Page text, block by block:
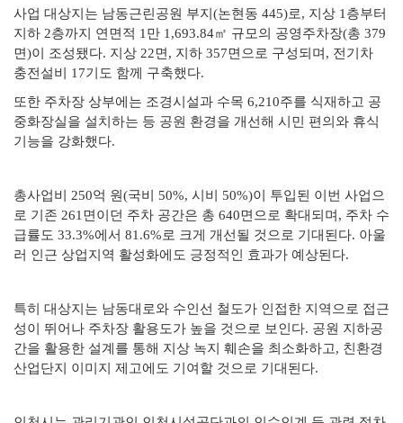
사업 대상지는 남동근린공원 부지(논현동 445)로, 지상 1층부터
지하 2층까지 연면적 1만 1,693.84㎡ 규모의 공영주차장(총 379
면)이 조성됐다. 지상 22면, 지하 357면으로 구성되며, 전기차
충전설비 17기도 함께 구축했다.
또한 주차장 상부에는 조경시설과 수목 6,210주를 식재하고 공
중화장실을 설치하는 등 공원 환경을 개선해 시민 편의와 휴식
기능을 강화했다.
총사업비 250억 원(국비 50%, 시비 50%)이 투입된 이번 사업으
로 기존 261면이던 주차 공간은 총 640면으로 확대되며, 주차 수
급률도 33.3%에서 81.6%로 크게 개선될 것으로 기대된다. 아울
러 인근 상업지역 활성화에도 긍정적인 효과가 예상된다.
특히 대상지는 남동대로와 수인선 철도가 인접한 지역으로 접근
성이 뛰어나 주차장 활용도가 높을 것으로 보인다. 공원 지하공
간을 활용한 설계를 통해 지상 녹지 훼손을 최소화하고, 친환경
산업단지 이미지 제고에도 기여할 것으로 기대된다.